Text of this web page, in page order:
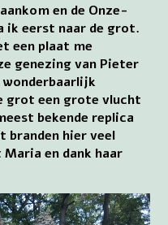
en de Onze-
ik eerst naar de grot.
een plaat me
genezing van Pieter
grot een grote vlucht
bekende replica
branden hier veel
en dank haar